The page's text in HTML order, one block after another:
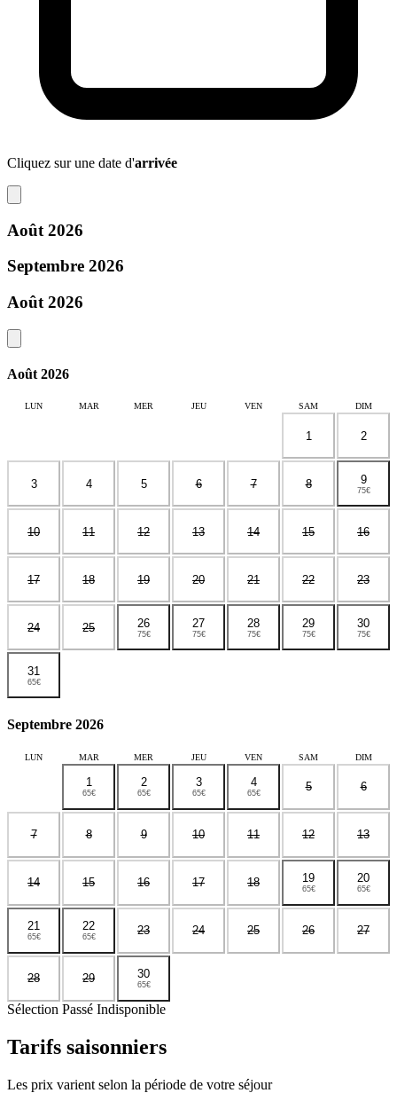
Cliquez sur une date d'arrivée
Août 2026
Septembre 2026
Août 2026
Août 2026
LUN MAR MER JEU VEN SAM DIM
1 2
3 4 5 6 7 8 9
75€
10 11 12 13 14 15 16
17 18 19 20 21 22 23
24 25 26
75€
27
75€
28
75€
29
75€
30
75€
31
65€
Septembre 2026
LUN MAR MER JEU VEN SAM DIM
1
65€
2
65€
3
65€
4
65€ 5 6
7 8 9 10 11 12 13
14 15 16 17 18 19
65€
20
65€
21
65€
22
65€ 23 24 25 26 27
28 29 30
65€
Sélection Passé Indisponible
Tarifs saisonniers
Les prix varient selon la période de votre séjour